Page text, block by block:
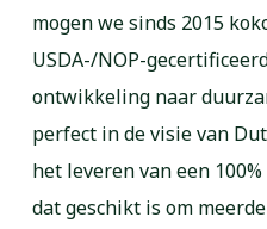
mogen we sinds 2015
USDA-/NOP-
ontwikkeling naar
perfect in de visie van
het leveren van een
dat geschikt is om